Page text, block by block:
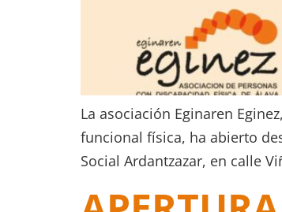
La asociación Eginaren
funcional física, ha abierto
Social Ardantzazar, en calle